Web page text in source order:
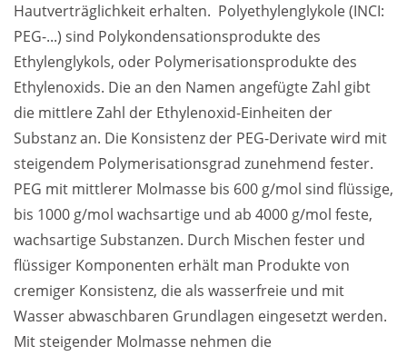
Hautverträglichkeit erhalten.  Polyethylenglykole (INCI:
PEG-...) sind Polykondensationsprodukte des
Ethylenglykols, oder Polymerisationsprodukte des
Ethylenoxids. Die an den Namen angefügte Zahl gibt
die mittlere Zahl der Ethylenoxid-Einheiten der
Substanz an. Die Konsistenz der PEG-Derivate wird mit
steigendem Polymerisationsgrad zunehmend fester.
PEG mit mittlerer Molmasse bis 600 g/mol sind flüssige,
bis 1000 g/mol wachsartige und ab 4000 g/mol feste,
wachsartige Substanzen. Durch Mischen fester und
flüssiger Komponenten erhält man Produkte von
cremiger Konsistenz, die als wasserfreie und mit
Wasser abwaschbaren Grundlagen eingesetzt werden.
Mit steigender Molmasse nehmen die